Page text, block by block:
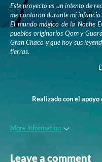
Este proyecto es un intento de
me contaron durante mi infancia.
El mundo mágico de la Noche
pueblos originarios Qom y
Gran Chaco y que hoy sus
tierras.
Realizado con el
More information
Leave a comment